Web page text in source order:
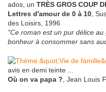
ados, un TRÈS GROS COUP
Lettres d'amour de 0 à 10 ,
des Loisirs, 1996
"Ce roman est un pur délice
bonheur à consommer sans
avis en demi teinte ...
Où on va papa ? , Jean Louis